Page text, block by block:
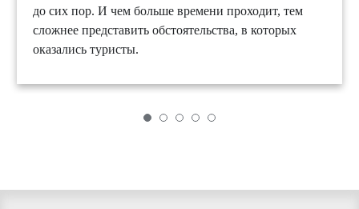
до сих пор. И чем больше времени проходит, тем
сложнее представить обстоятельства, в которых
оказались туристы.